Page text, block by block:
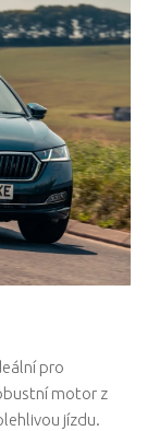
pro
motor z
jízdu.